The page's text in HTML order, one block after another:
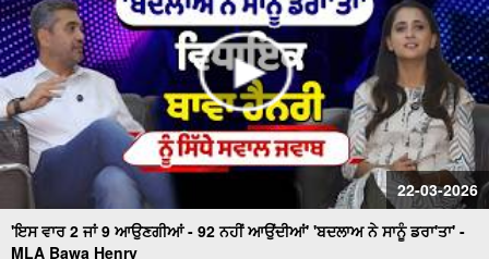
22-03-2026
'ਇਸ ਵਾਰ 2 ਜਾਂ 9 ਆਉਣਗੀਆਂ - 92 ਨਹੀਂ ਆਉਂਦੀਆਂ' 'ਬਦਲਾਅ ਨੇ ਸਾਨੂੰ ਡਰਾ'ਤਾ' -
MLA Bawa Henry